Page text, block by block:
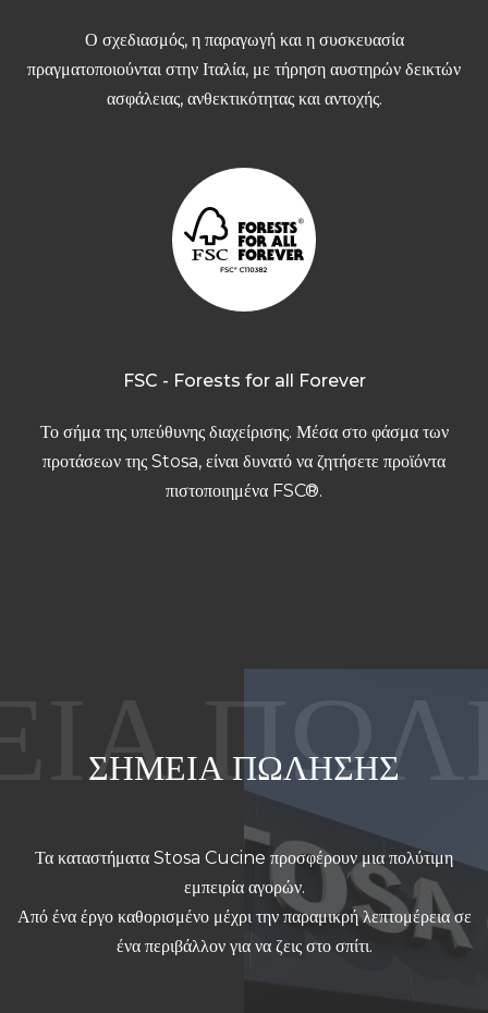
Ο σχεδιασμός, η παραγωγή και η συσκευασία
πραγματοποιούνται στην Ιταλία, με τήρηση αυστηρών δεικτών
ασφάλειας, ανθεκτικότητας και αντοχής.
FSC - Forests for all Forever
Το σήμα της υπεύθυνης διαχείρισης. Μέσα στο φάσμα των
προτάσεων της Stosa, είναι δυνατό να ζητήσετε προϊόντα
πιστοποιημένα FSC®.
ΣΗΜΕΙΑ ΠΩΛΗΣΗΣ
Τα καταστήματα Stosa Cucine προσφέρουν μια πολύτιμη
εμπειρία αγορών.
Από ένα έργο καθορισμένο μέχρι την παραμικρή λεπτομέρεια σε
ένα περιβάλλον για να ζεις στο σπίτι.